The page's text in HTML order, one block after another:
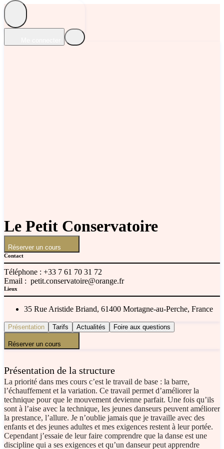
Le Petit Conservatoire
Réserver un cours
Contact
Téléphone : +33 7 61 70 31 72
Email : petit.conservatoire@orange.fr
Lieux
35 Rue Aristide Briand, 61400 Mortagne-au-Perche, France
Présentation Tarifs Actualités Foire aux questions
Réserver un cours
Présentation de la structure
La priorité dans mes cours c’est le travail de base : la barre,
l’échauffement et la variation. Ce travail permet d’améliorer la
technique pour que le mouvement devienne parfait. Une fois qu’ils
sont à l’aise avec la technique, les jeunes danseurs peuvent améliorer
la prestance, l’allure. Je n’oublie jamais que je travaille avec des
enfants et des jeunes adultes et mes exigences restent à leur portée.
Cependant j’essaie de leur faire comprendre que la danse est une
discipline qui a ses exigences et qu’un danseur peut apprendre